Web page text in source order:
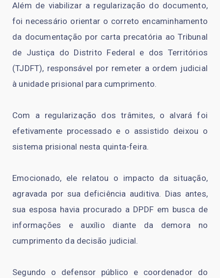
Além de viabilizar a regularização do documento,
foi necessário orientar o correto encaminhamento
da documentação por carta precatória ao Tribunal
de Justiça do Distrito Federal e dos Territórios
(TJDFT), responsável por remeter a ordem judicial
à unidade prisional para cumprimento.
Com a regularização dos trâmites, o alvará foi
efetivamente processado e o assistido deixou o
sistema prisional nesta quinta-feira.
Emocionado, ele relatou o impacto da situação,
agravada por sua deficiência auditiva. Dias antes,
sua esposa havia procurado a DPDF em busca de
informações e auxílio diante da demora no
cumprimento da decisão judicial.
Segundo o defensor público e coordenador do